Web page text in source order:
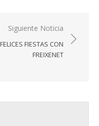
Siguiente Noticia
FELICES FIESTAS CON
FREIXENET